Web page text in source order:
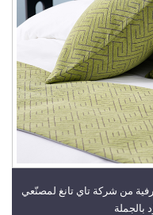
من شركة تاي تانغ لمصنّعي
بالجملة